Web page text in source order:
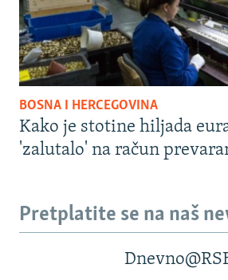
BOSNA I HERCEGOVINA
Kako je stotine hiljada
'zalutalo' na račun
Pretplatite se na naš